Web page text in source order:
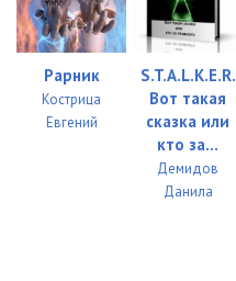
Рарник
Кострица
Евгений
S.T.A.L.K.E.R.
Вот такая
сказка или
кто за...
Демидов
Данила